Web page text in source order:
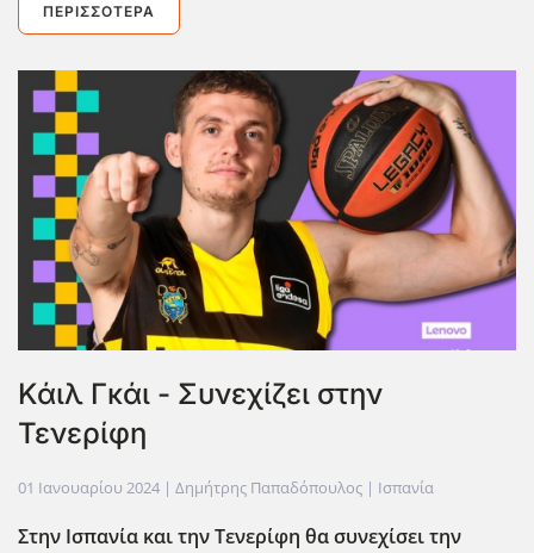
ΠΕΡΙΣΣΌΤΕΡΑ
Κάιλ Γκάι - Συνεχίζει στην
Τενερίφη
01 Ιανουαρίου 2024 | Δημήτρης Παπαδόπουλος | Ισπανία
Στην Ισπανία και την Τενερίφη θα συνεχίσει την